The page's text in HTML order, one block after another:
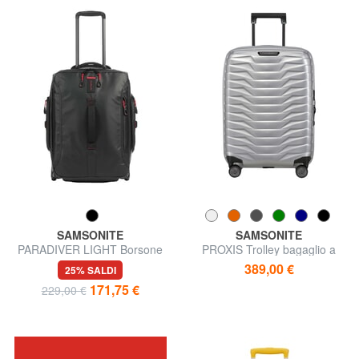
SAMSONITE
PARADIVER LIGHT Borsone
con ruote, misura da cabina
25% SALDI
229,00 € 171,75 €
SAMSONITE
PROXIS Trolley bagaglio a
mano, espandibile
389,00 €